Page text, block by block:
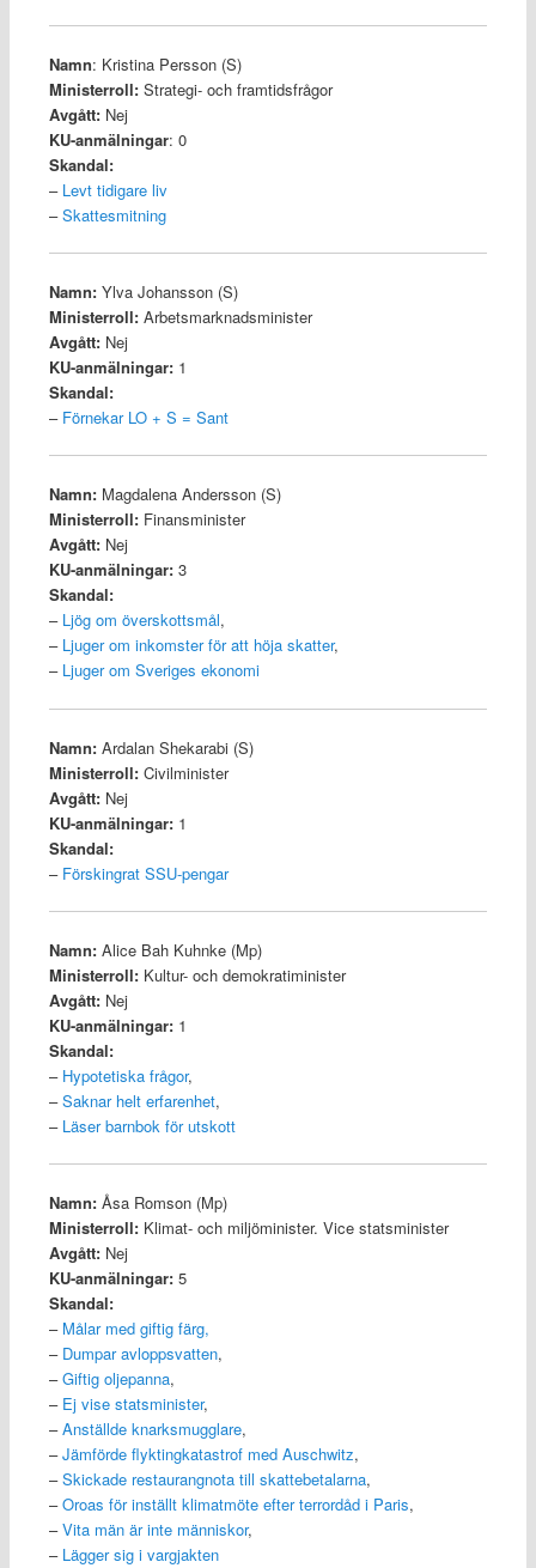
Namn: Kristina Persson (S)
Ministerroll:Strategi- och framtidsfrågor
Avgått:Nej
KU-anmälningar: 0
Skandal:
– Levt tidigare liv
–Skattesmitning
Namn:Ylva Johansson (S)
Ministerroll:Arbetsmarknadsminister
Avgått:Nej
KU-anmälningar:1
Skandal:
– Förnekar LO + S = Sant
Namn:Magdalena Andersson (S)
Ministerroll:Finansminister
Avgått:Nej
KU-anmälningar:3
Skandal:
– Ljög om överskottsmål,
– Ljuger om inkomster för att höja skatter,
– Ljuger om Sveriges ekonomi
Namn:Ardalan Shekarabi (S)
Ministerroll:Civilminister
Avgått:Nej
KU-anmälningar:1
Skandal:
– Förskingrat SSU-pengar
Namn:Alice Bah Kuhnke (Mp)
Ministerroll:Kultur- och demokratiminister
Avgått:Nej
KU-anmälningar:1
Skandal:
– Hypotetiska frågor,
–Saknar helt erfarenhet,
– Läser barnbok för utskott
Namn:Åsa Romson (Mp)
Ministerroll:Klimat- och miljöminister. Vice statsminister
Avgått:Nej
KU-anmälningar:5
Skandal:
– Målar med giftig färg,
– Dumpar avloppsvatten,
–Giftig oljepanna,
– Ej vise statsminister,
–Anställde knarksmugglare,
–Jämförde flyktingkatastrof med Auschwitz,
–Skickade restaurangnota till skattebetalarna,
–Oroas för inställt klimatmöte efter terrordåd i Paris,
–Vita män är inte människor,
– Lägger sig i vargjakten